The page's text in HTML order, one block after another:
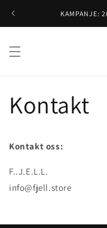
KAMPANJE:
Kontakt
Kontakt oss:
F..J.E.L.L.
info@fjell.store